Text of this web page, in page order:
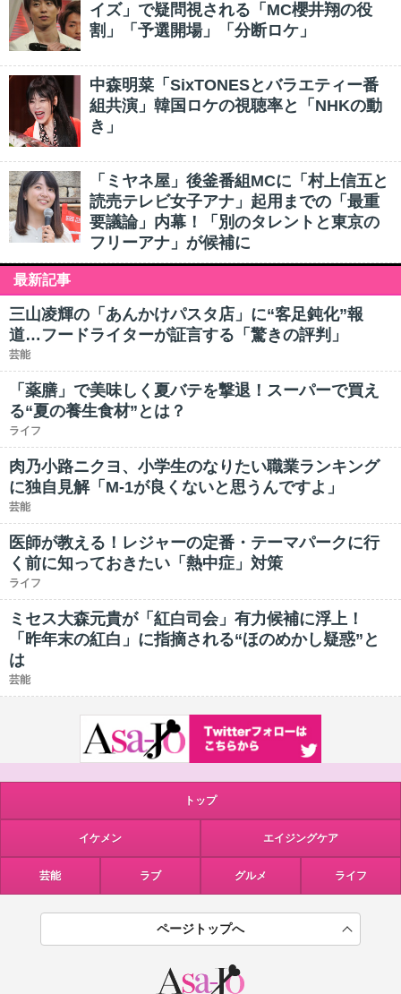
イズ」で疑問視される「MC櫻井翔の役
割」「予選開場」「分断ロケ」
中森明菜「SixTONESとバラエティー番
組共演」韓国ロケの視聴率と「NHKの動
き」
「ミヤネ屋」後釜番組MCに「村上信五と
読売テレビ女子アナ」起用までの「最重
要議論」内幕！「別のタレントと東京の
フリーアナ」が候補に
最新記事
三山凌輝の「あんかけパスタ店」に“客足鈍化”報
道…フードライターが証言する「驚きの評判」
芸能
「薬膳」で美味しく夏バテを撃退！スーパーで買え
る“夏の養生食材”とは？
ライフ
肉乃小路ニクヨ、小学生のなりたい職業ランキング
に独自見解「M-1が良くないと思うんですよ」
芸能
医師が教える！レジャーの定番・テーマパークに行
く前に知っておきたい「熱中症」対策
ライフ
ミセス大森元貴が「紅白司会」有力候補に浮上！
「昨年末の紅白」に指摘される“ほのめかし疑惑”と
は
芸能
トップ
イケメン エイジングケア
芸能 ラブ グルメ ライフ
ページトップへ